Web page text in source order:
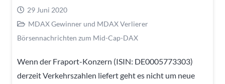
29 Juni 2020
MDAX Gewinner und MDAX Verlierer
Börsennachrichten zum Mid-Cap-DAX
Wenn der Fraport-Konzern (ISIN: DE0005773303)
derzeit Verkehrszahlen liefert geht es nicht um neue